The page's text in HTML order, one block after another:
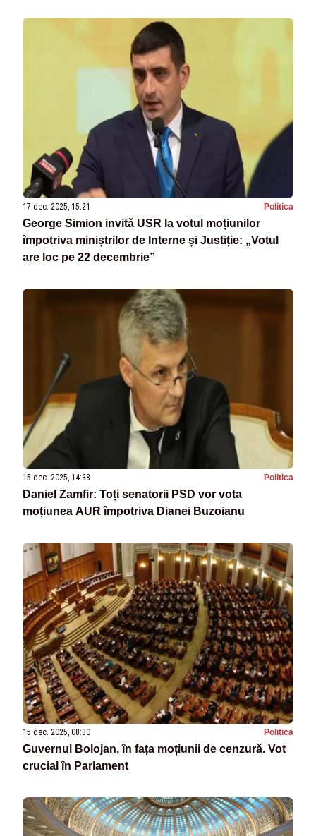
17 dec. 2025, 15:21 Politica
George Simion invită USR la votul moțiunilor
împotriva miniștrilor de Interne și Justiție: „Votul
are loc pe 22 decembrie”
15 dec. 2025, 14:38 Politica
Daniel Zamfir: Toți senatorii PSD vor vota
moțiunea AUR împotriva Dianei Buzoianu
15 dec. 2025, 08:30 Politica
Guvernul Bolojan, în fața moțiunii de cenzură. Vot
crucial în Parlament